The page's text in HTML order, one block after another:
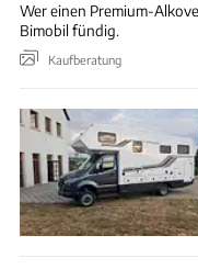
Wer einen Premium-
Bimobil fündig.
Kaufberatung